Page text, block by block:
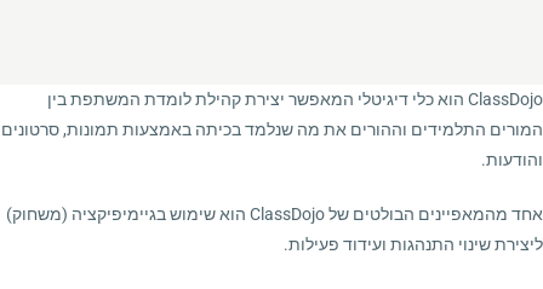
ClassDojo הוא כלי דיגיטלי המאפשר יצירת קהילת לומדת המשתפת בין
המורים התלמידים וההורים את מה שנלמד בכיתה באמצעות תמונות, סרטונים
והודעות.
אחד מהמאפיינים הבולטים של ClassDojo הוא שימוש בגיימיפיקציה (משחוק)
ליצירת שינוי התנהגות ועידוד פעילות.